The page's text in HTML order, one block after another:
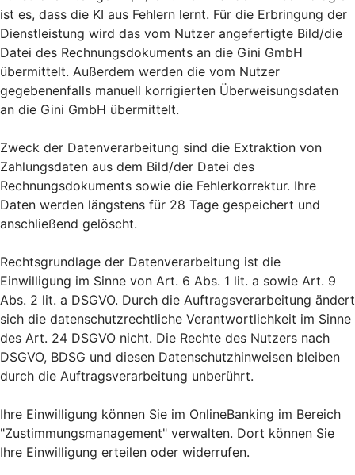
ist es, dass die KI aus Fehlern lernt. Für die Erbringung der
Dienstleistung wird das vom Nutzer angefertigte Bild/die
Datei des Rechnungsdokuments an die Gini GmbH
übermittelt. Außerdem werden die vom Nutzer
gegebenenfalls manuell korrigierten Überweisungsdaten
an die Gini GmbH übermittelt.
Zweck der Datenverarbeitung sind die Extraktion von
Zahlungsdaten aus dem Bild/der Datei des
Rechnungsdokuments sowie die Fehlerkorrektur. Ihre
Daten werden längstens für 28 Tage gespeichert und
anschließend gelöscht.
Rechtsgrundlage der Datenverarbeitung ist die
Einwilligung im Sinne von Art. 6 Abs. 1 lit. a sowie Art. 9
Abs. 2 lit. a DSGVO. Durch die Auftragsverarbeitung ändert
sich die datenschutzrechtliche Verantwortlichkeit im Sinne
des Art. 24 DSGVO nicht. Die Rechte des Nutzers nach
DSGVO, BDSG und diesen Datenschutzhinweisen bleiben
durch die Auftragsverarbeitung unberührt.
Ihre Einwilligung können Sie im OnlineBanking im Bereich
"Zustimmungsmanagement" verwalten. Dort können Sie
Ihre Einwilligung erteilen oder widerrufen.